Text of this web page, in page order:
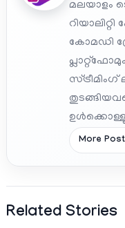
മലയാളം
കോമഡി
More
Related Stories